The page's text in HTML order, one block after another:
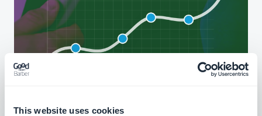
This website uses cookies